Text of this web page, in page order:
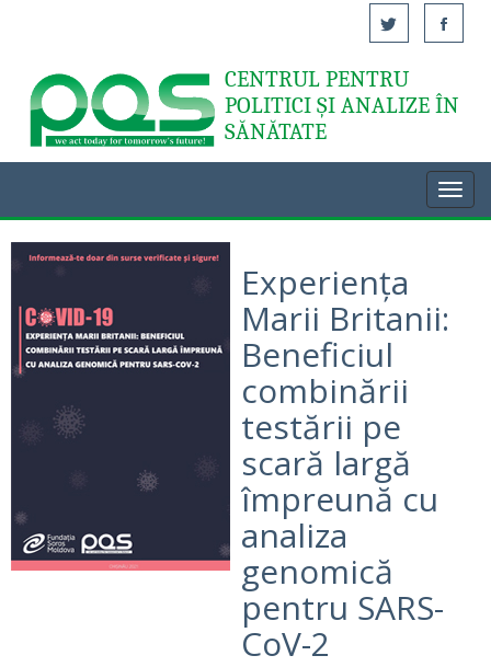
Acasă
CENTRUL PENTRU
POLITICI ȘI ANALIZE ÎN
SĂNĂTATE
Experiența
Marii Britanii:
Beneficiul
combinării
testării pe
scară largă
împreună cu
analiza
genomică
pentru SARS-
CoV-2